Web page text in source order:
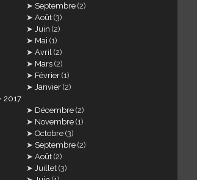
Septembre (2)
Août (3)
Juin (2)
Mai (1)
Avril (2)
Mars (2)
Février (1)
Janvier (2)
2017
Décembre (2)
Novembre (1)
Octobre (3)
Septembre (2)
Août (2)
Juillet (3)